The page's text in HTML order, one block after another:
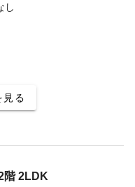
し
見る
階 2LDK